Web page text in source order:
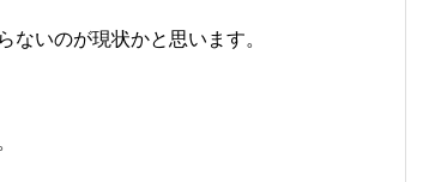
いのが現状かと思います。